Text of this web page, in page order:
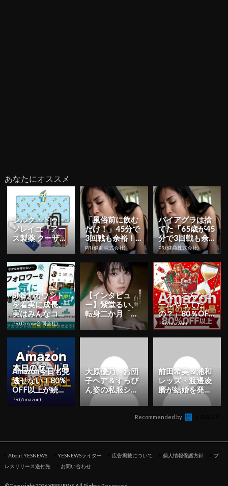
あなたにオススメ
シルク・ドゥ・
ソレイユ『アー
ス製薬 クーザ』
東京公演の日程
＆チケット情報
解禁！日...
「風俗前に飲む
だけ！」45分で
3回戦も余裕！9
80円で朝まで絶
好調
PR(健商株式会社)
バイアグラは捨
てた「65歳が45
分で3回戦も余
裕」980円で朝
まで絶好調！
PR(健商株式会社)
SNSアカウント
を着実に成長。
実はみんなココ
使ってます。
PR(Dreaw合同会社)
【インタビュ
ー】紫堂るい、
転身二か月「も
っと知っていた
だくことを目標
「え、こんなセ
ールやってた
の？」80％OFF
以上が続々登
場！Amazonの本
PR(Amazon)
Amazon今日も見
逃せない！80%
OFF以上が続々
登場
PR(Amazon)
大原優乃、お団
子ヘア＆すっぴ
ん姿の私服ショ
ット公開！「す
っぴん可愛すぎ
前田希美＆浦和
レッズ・渡邊凌
磨が結婚を発
表！ユニフォー
ム姿の2ショッ
トに祝福の声...
Recommended by
About YESNEWS YESNEWSライター 広告掲載について 個人情報保護方針
プ
レスリリース送付先
お問い合わせ